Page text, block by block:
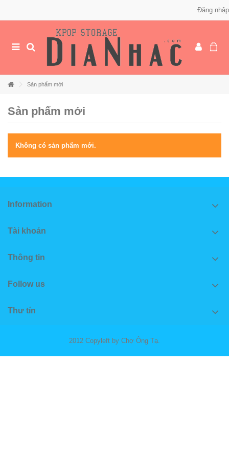
Đăng nhập
Sản phẩm mới
Sản phẩm mới
Không có sản phẩm mới.
Information
Tài khoản
Thông tin
Follow us
Thư tín
2012 Copyleft by Chợ Ông Tạ.